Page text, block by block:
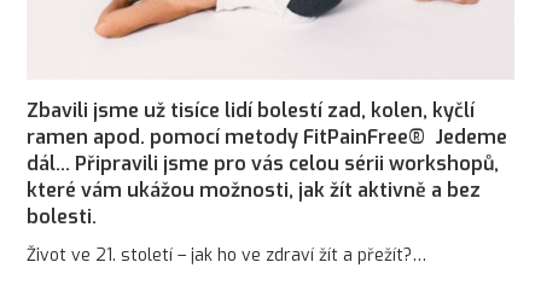
Zbavili jsme už tisíce lidí bolestí zad, kolen, kyčlí
ramen apod. pomocí metody FitPainFree® Jedeme
dál… Připravili jsme pro vás celou sérii workshopů,
které vám ukážou možnosti, jak žít aktivně a bez
bolesti.
Život ve 21. století – jak ho ve zdraví žít a přežít?…